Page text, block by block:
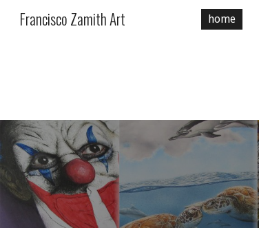
Francisco Zamith Art home